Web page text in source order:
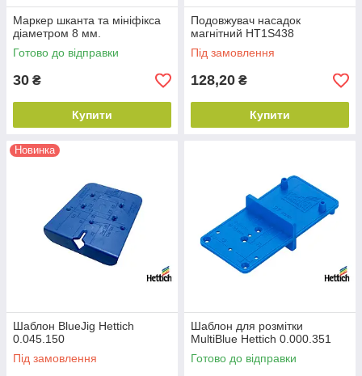
Маркер шканта та мініфікса
діаметром 8 мм.
Готово до відправки
30 ₴
Купити
Подовжувач насадок
магнітний HT1S438
Під замовлення
128,20 ₴
Купити
Новинка
Шаблон BlueJig Hettich
0.045.150
Під замовлення
Шаблон для розмітки
MultiBlue Hettich 0.000.351
Готово до відправки